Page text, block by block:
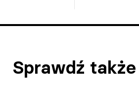
Sprawdź także